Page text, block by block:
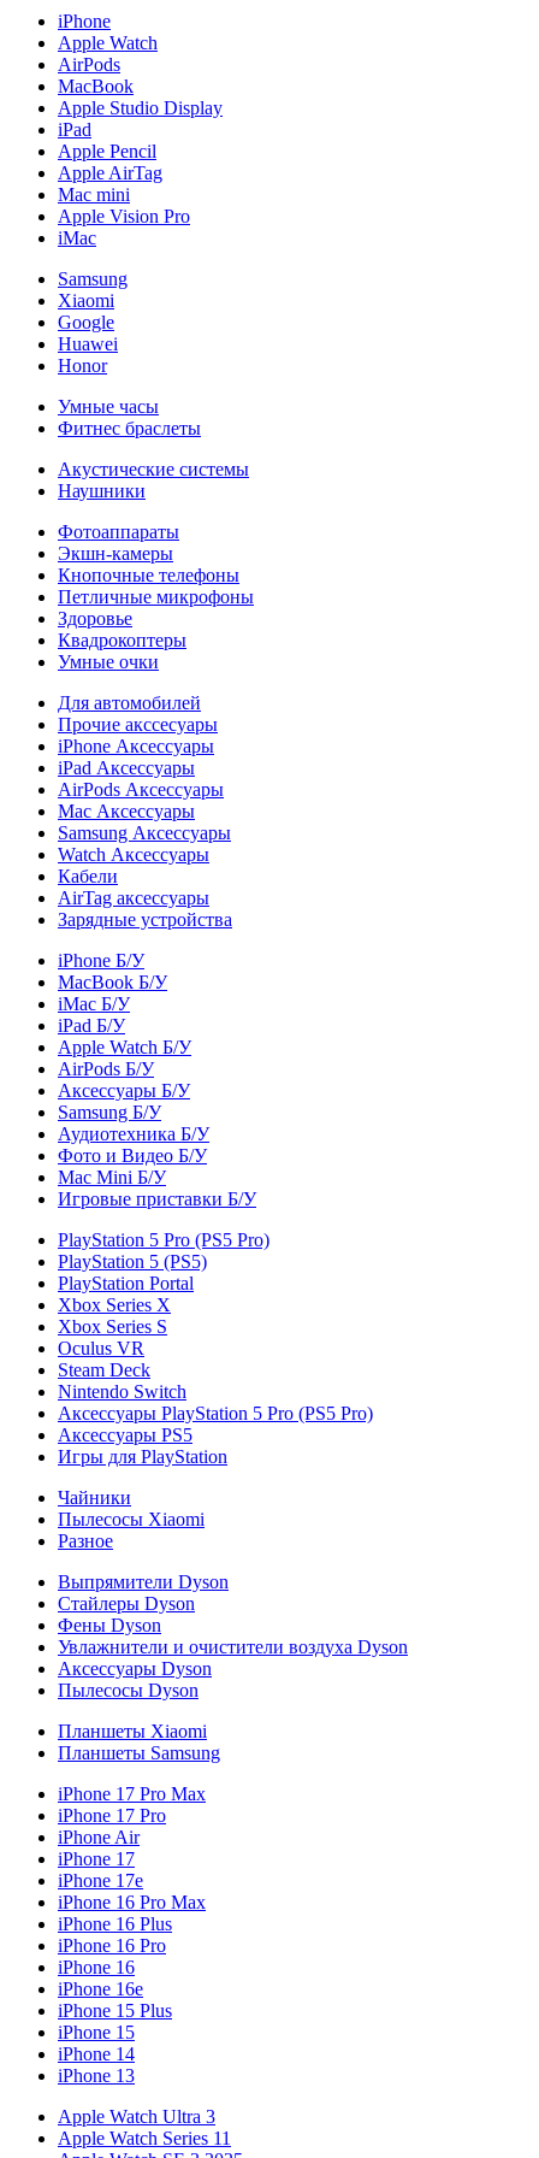
iPhone
Apple Watch
AirPods
MacBook
Apple Studio Display
iPad
Apple Pencil
Apple AirTag
Mac mini
Apple Vision Pro
iMac
Samsung
Xiaomi
Google
Huawei
Honor
Умные часы
Фитнес браслеты
Акустические системы
Наушники
Фотоаппараты
Экшн-камеры
Кнопочные телефоны
Петличные микрофоны
Здоровье
Квадрокоптеры
Умные очки
Для автомобилей
Прочие акссесуары
iPhone Аксессуары
iPad Аксессуары
AirPods Аксессуары
Mac Аксессуары
Samsung Аксессуары
Watch Аксессуары
Кабели
AirTag аксессуары
Зарядные устройства
iPhone Б/У
MacBook Б/У
iMac Б/У
iPad Б/У
Apple Watch Б/У
AirPods Б/У
Аксессуары Б/У
Samsung Б/У
Аудиотехника Б/У
Фото и Видео Б/У
Mac Mini Б/У
Игровые приставки Б/У
PlayStation 5 Pro (PS5 Pro)
PlayStation 5 (PS5)
PlayStation Portal
Xbox Series X
Xbox Series S
Oculus VR
Steam Deck
Nintendo Switch
Аксессуары PlayStation 5 Pro (PS5 Pro)
Аксессуары PS5
Игры для PlayStation
Чайники
Пылесосы Xiaomi
Разное
Выпрямители Dyson
Стайлеры Dyson
Фены Dyson
Увлажнители и очистители воздуха Dyson
Аксессуары Dyson
Пылесосы Dyson
Планшеты Xiaomi
Планшеты Samsung
iPhone 17 Pro Max
iPhone 17 Pro
iPhone Air
iPhone 17
iPhone 17e
iPhone 16 Pro Max
iPhone 16 Plus
iPhone 16 Pro
iPhone 16
iPhone 16e
iPhone 15 Plus
iPhone 15
iPhone 14
iPhone 13
Apple Watch Ultra 3
Apple Watch Series 11